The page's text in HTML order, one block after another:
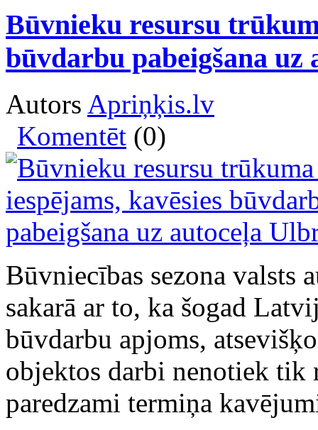
Būvnieku resursu
būvdarbu pabeigšana uz
Autors Apriņķis.lv
Komentēt (0)
Būvniecības sezona valsts
sakarā ar to, ka šogad
būvdarbu apjoms,
objektos darbi nenotiek tik
paredzami termiņa